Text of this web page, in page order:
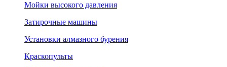
Мойки высокого давления
Затирочные машины
Установки алмазного бурения
Краскопульты